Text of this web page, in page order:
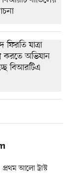
প্রথম আলো ট্রাস্ট